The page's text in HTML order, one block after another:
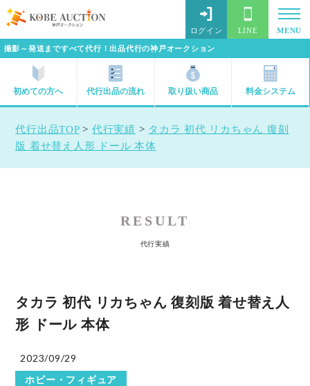
撮影～発送まですべて代行！出品代行の神戸オークション
ログイン LINE MENU
初めての方へ 代行出品の流れ 取り扱い商品 料金システム
代行出品TOP> 代行実績 > タカラ 初代 リカちゃん 復刻
版 着せ替え人形 ドール 本体
RESULT
代行実績
タカラ 初代 リカちゃん 復刻版 着せ替え人
形 ドール 本体
2023/09/29
ホビー・フィギュア